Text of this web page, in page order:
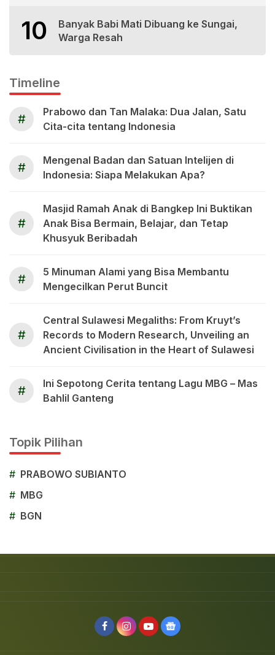
10
Banyak Babi Mati Dibuang ke Sungai,
Warga Resah
Timeline
#
Prabowo dan Tan Malaka: Dua Jalan, Satu
Cita-cita tentang Indonesia
#
Mengenal Badan dan Satuan Intelijen di
Indonesia: Siapa Melakukan Apa?
#
Masjid Ramah Anak di Bangkep Ini Buktikan
Anak Bisa Bermain, Belajar, dan Tetap
Khusyuk Beribadah
#
5 Minuman Alami yang Bisa Membantu
Mengecilkan Perut Buncit
#
Central Sulawesi Megaliths: From Kruyt’s
Records to Modern Research, Unveiling an
Ancient Civilisation in the Heart of Sulawesi
#
Ini Sepotong Cerita tentang Lagu MBG – Mas
Bahlil Ganteng
Topik Pilihan
# PRABOWO SUBIANTO
# MBG
# BGN